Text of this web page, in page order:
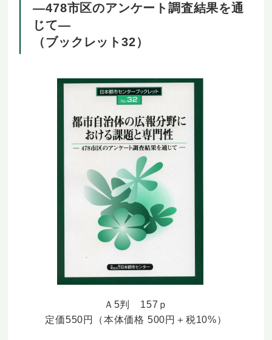
―478市区のアンケート調査結果を通
じて―
（ブックレット32）
Ａ5判 157ｐ
定価550円（本体価格 500円＋税10%）